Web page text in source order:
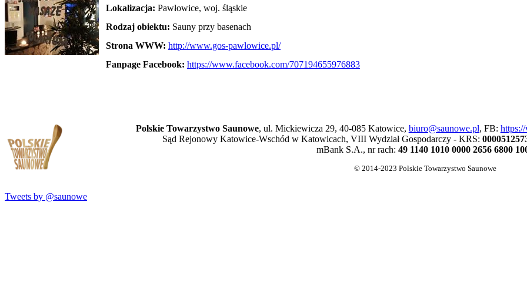
Lokalizacja: Pawłowice, woj. śląskie
Rodzaj obiektu: Sauny przy basenach
Strona WWW: http://www.gos-pawlowice.pl/
Fanpage Facebook: https://www.facebook.com/707194655976883
Polskie Towarzystwo Saunowe, ul. Mickiewicza 29, 40-085 Katowice, biuro@saunowe.pl, FB:
Sąd Rejonowy Katowice-Wschód w Katowicach, VIII Wydział Gospodarczy - KRS:
mBank S.A., nr rach:49 1140 1010 0000 2656 6800
© 2014-2023 Polskie Towarzystwo Saunowe
Tweets by @saunowe